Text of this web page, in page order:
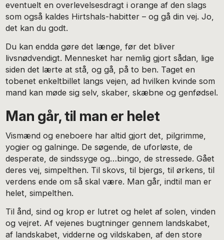
eventuelt en overlevelsesdragt i orange af den slags
som også kaldes Hirtshals-habitter – og gå din vej. Jo,
det kan du godt.
Du kan endda gøre det længe, før det bliver
livsnødvendigt. Mennesket har nemlig gjort sådan, lige
siden det lærte at stå, og gå, på to ben. Taget en
tobenet enkeltbillet langs vejen, ad hvilken kvinde som
mand kan møde sig selv, skaber, skæbne og genfødsel.
Man går, til man er helet
Vismænd og eneboere har altid gjort det, pilgrimme,
yogier og galninge. De søgende, de uforløste, de
desperate, de sindssyge og…bingo, de stressede. Gået
deres vej, simpelthen. Til skovs, til bjergs, til ørkens, til
verdens ende om så skal være. Man går, indtil man er
helet, simpelthen.
Til ånd, sind og krop er lutret og helet af solen, vinden
og vejret. Af vejenes bugtninger gennem landskabet,
af landskabet, vidderne og vildskaben, af den store